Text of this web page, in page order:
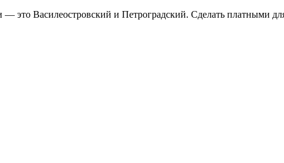
это Василеостровский и Петроградский. Сделать платными